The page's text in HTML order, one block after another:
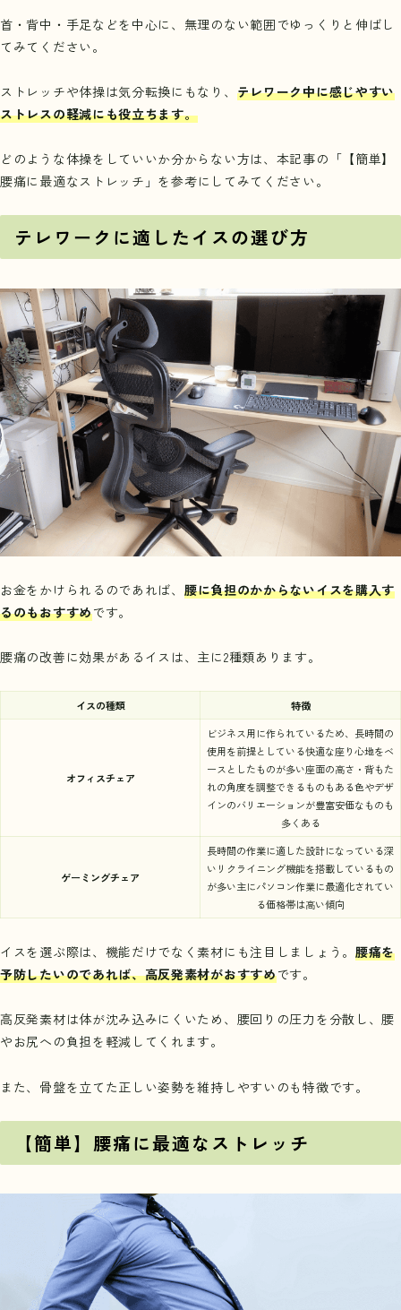
首・背中・手足などを中心に、無理のない範囲でゆっくりと伸ばし
てみてください。
ストレッチや体操は気分転換にもなり、 テレワーク中に感じやすい
ストレスの軽減にも役立ちます。
どのような体操をしていいか分からない方は、本記事の「 【簡単】
腰痛に最適なストレッチ 」を参考にしてみてください。
テレワークに適したイスの選び方
お金をかけられるのであれば、 腰に負担のかからないイスを購入す
るのもおすすめです。
腰痛の改善に効果があるイスは、主に2種類あります。
イスの種類 特徴
オフィスチェア
ビジネス用に作られているため、長時間の
使用を前提としている快適な座り心地をベ
ースとしたものが多い座面の高さ・背もた
れの角度を調整できるものもある色やデザ
インのバリエーションが豊富安価なものも
多くある
ゲーミングチェア
長時間の作業に適した設計になっている深
いリクライニング機能を搭載しているもの
が多い主にパソコン作業に最適化されてい
る価格帯は高い傾向
イスを選ぶ際は、機能だけでなく素材にも注目しましょう。 腰痛を
予防したいのであれば、高反発素材がおすすめです。
高反発素材は体が沈み込みにくいため、腰回りの圧力を分散し、腰
やお尻への負担を軽減してくれます。
また、骨盤を立てた正しい姿勢を維持しやすいのも特徴です。
【簡単】腰痛に最適なストレッチ